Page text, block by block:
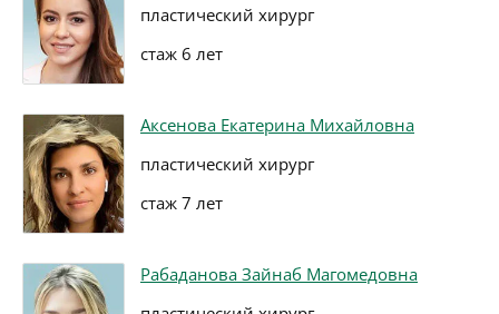
пластический хирург
стаж 6 лет
Аксенова Екатерина Михайловна
пластический хирург
стаж 7 лет
Рабаданова Зайнаб Магомедовна